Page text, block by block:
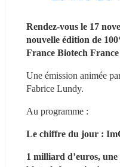
Rendez-vous le 17
nouvelle édition de
France Biotech
Une émission animée
Fabrice Lundy.
Au programme :
Le chiffre du jour :
1 milliard d’euros,